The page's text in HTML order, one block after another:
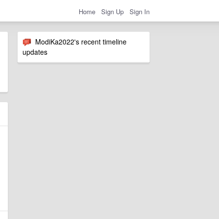
Home Sign Up Sign In
ModiKa2022's recent timeline
updates